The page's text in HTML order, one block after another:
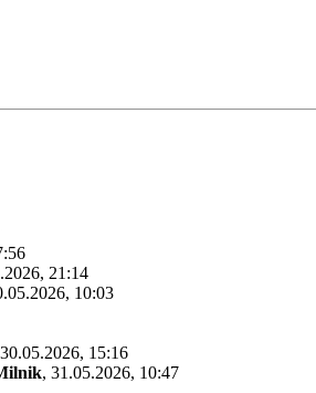
21:14
10:03
30.05.2026, 15:16
, 31.05.2026, 10:47